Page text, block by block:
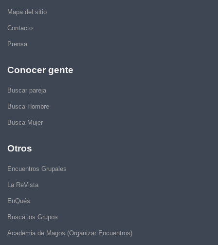
Mapa del sitio
Contacto
Prensa
Conocer gente
Buscar pareja
Busca Hombre
Busca Mujer
Otros
Encuentros Grupales
La ReVista
EnQués
Buscá los Grupos
Academia de Magos (Organizar Encuentros)